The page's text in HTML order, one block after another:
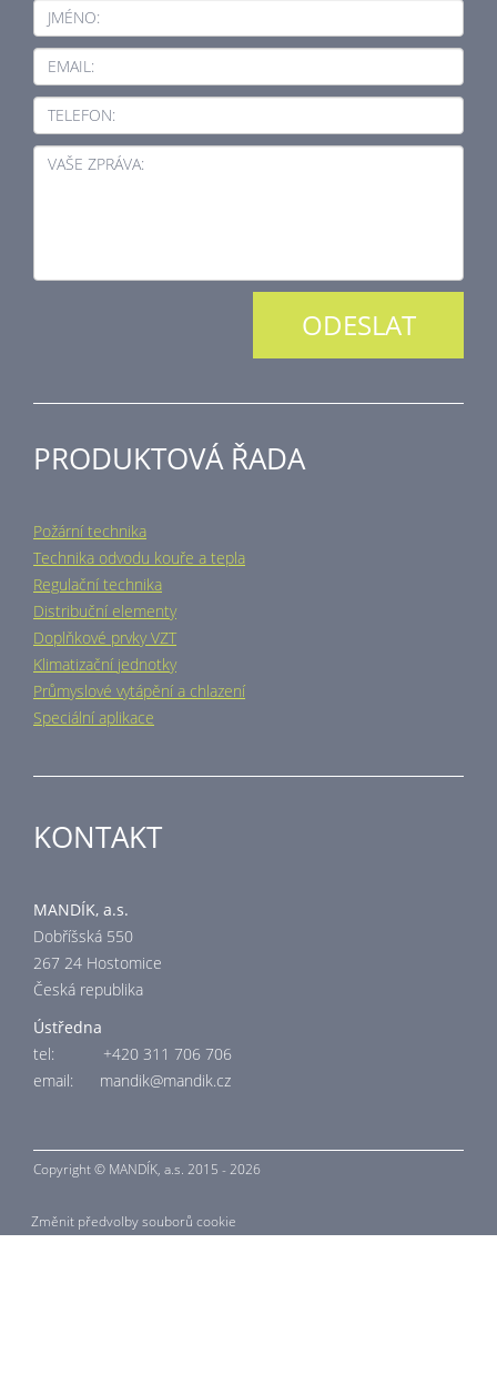
JMÉNO:
EMAIL:
TELEFON:
VAŠE ZPRÁVA:
PRODUKTOVÁ ŘADA
Požární technika
Technika odvodu kouře a tepla
Regulační technika
Distribuční elementy
Doplňkové prvky VZT
Klimatizační jednotky
Průmyslové vytápění a chlazení
Speciální aplikace
KONTAKT
MANDÍK, a.s.
Dobříšská 550
267 24 Hostomice
Česká republika
Ústředna
tel: +420 311 706 706
email: mandik@mandik.cz
Copyright © MANDÍK, a.s. 2015 - 2026
Změnit předvolby souborů cookie